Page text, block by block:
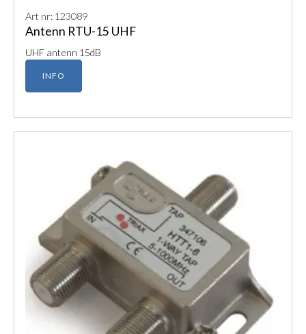
Art nr: 123089
Antenn RTU-15 UHF
UHF antenn 15dB
INFO